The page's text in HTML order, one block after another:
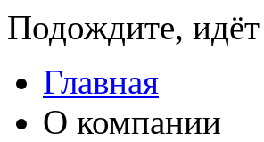
Подождите, идёт
Главная
О компании